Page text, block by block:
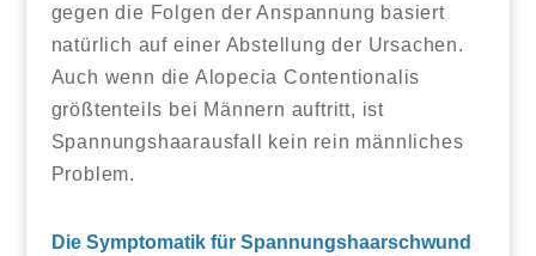
gegen die Folgen der Anspannung basiert
natürlich auf einer Abstellung der Ursachen.
Auch wenn die Alopecia Contentionalis
größtenteils bei Männern auftritt, ist
Spannungshaarausfall kein rein männliches
Problem.
Die Symptomatik für Spannungshaarschwund